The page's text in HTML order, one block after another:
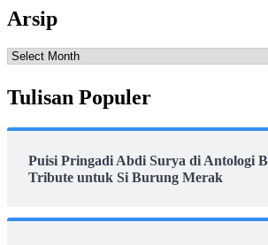
Arsip
Arsip
Tulisan Populer
Puisi Pringadi Abdi Surya di Antologi
Tribute untuk Si Burung Merak